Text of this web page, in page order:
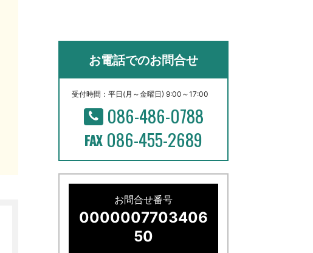
お電話でのお問合せ
受付時間：平日(月～金曜日) 9:00～17:00
086-486-0788
086-455-2689
お問合せ番号
0000007703406
50